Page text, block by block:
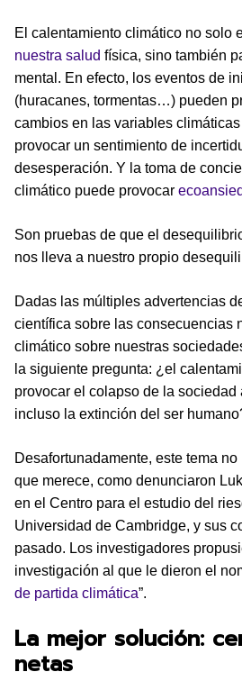
El calentamiento climático no solo
nuestra salud física, sino también
mental. En efecto, los eventos de
(huracanes, tormentas…) pueden
cambios en las variables
provocar un sentimiento de
desesperación. Y la toma de
climático puede provocar
Son pruebas de que el
nos lleva a nuestro propio
Dadas las múltiples advertencias
científica sobre las consecuencias
climático sobre nuestras
la siguiente pregunta: ¿el
provocar el colapso de la sociedad
incluso la extinción del ser
Desafortunadamente, este tema
que merece, como denunciaron
en el Centro para el estudio del
Universidad de Cambridge, y sus
pasado. Los investigadores
investigación al que le dieron el
de partida climática”.
La mejor solución:
netas